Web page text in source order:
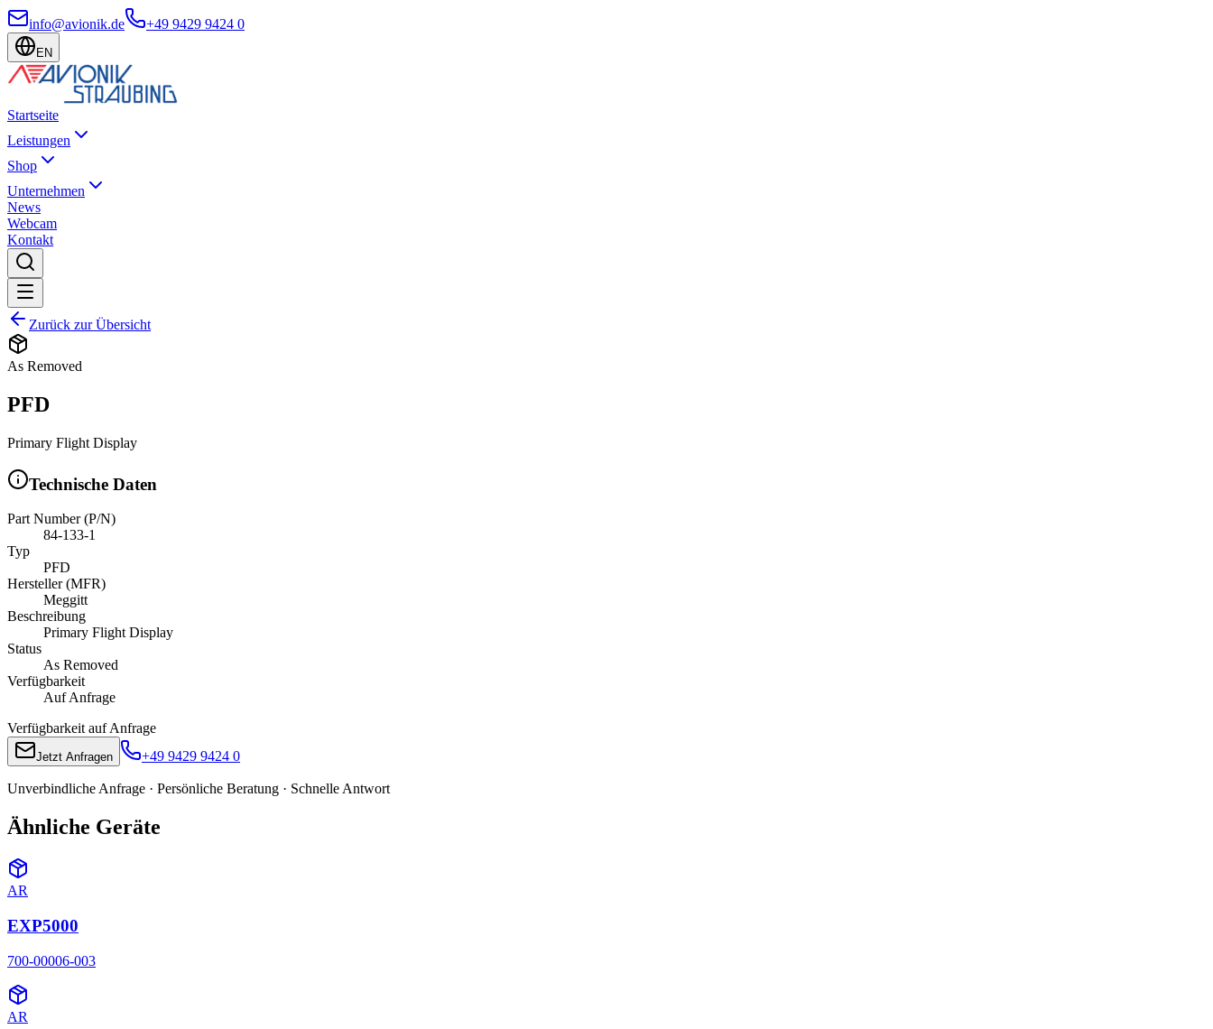
info@avionik.de +49 9429 9424 0
EN
Startseite
Leistungen
Shop
Unternehmen
News
Webcam
Kontakt
Zurück zur Übersicht
As Removed
PFD
Primary Flight Display
Technische Daten
Part Number (P/N)
84-133-1
Typ
PFD
Hersteller (MFR)
Meggitt
Beschreibung
Primary Flight Display
Status
As Removed
Verfügbarkeit
Auf Anfrage
Verfügbarkeit auf Anfrage
Jetzt Anfragen +49 9429 9424 0
Unverbindliche Anfrage · Persönliche Beratung · Schnelle Antwort
Ähnliche Geräte
AR
EXP5000
700-00006-003
AR